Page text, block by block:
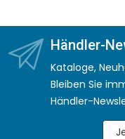
Händler-
Kataloge,
Bleiben Sie
Händler-